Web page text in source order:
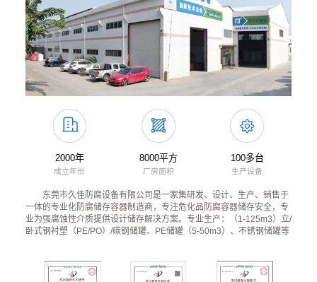
2000年
成立年份
8000平方
厂房面积
100多台
生产设备
东莞市久佳防腐设备有限公司是一家集研发、设计、生产、销售于
一体的专业化防腐储存容器制造商，专注危化品防腐容器储存安全，专
业为强腐蚀性介质提供设计储存解决方案。专业生产：（1-125m3）立/
卧式钢衬塑（PE/PO）/碳钢储罐、PE储罐（5-50m3）、不锈钢储罐等